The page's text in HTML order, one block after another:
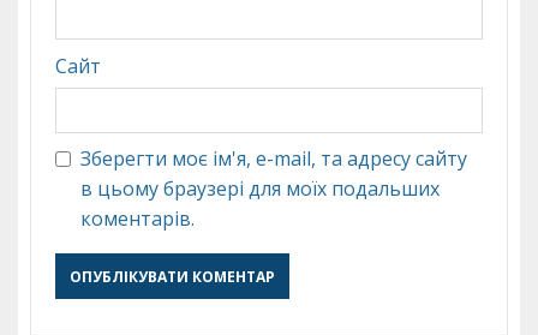
Сайт
Зберегти моє ім'я, e-mail, та адресу сайту
в цьому браузері для моїх подальших
коментарів.